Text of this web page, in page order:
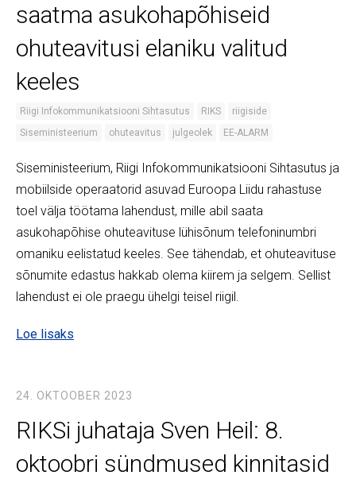
saatma asukohapõhiseid
ohuteavitusi elaniku valitud
keeles
Riigi Infokommunikatsiooni Sihtasutus RIKS
riigiside
Siseministeerium
ohuteavitus julgeolek EE-ALARM
Siseministeerium, Riigi Infokommunikatsiooni Sihtasutus ja
mobiilside operaatorid asuvad Euroopa Liidu rahastuse
toel välja töötama lahendust, mille abil saata
asukohapõhise ohuteavituse lühisõnum telefoninumbri
omaniku eelistatud keeles. See tähendab, et ohuteavituse
sõnumite edastus hakkab olema kiirem ja selgem. Sellist
lahendust ei ole praegu ühelgi teisel riigil.
Loe lisaks
24. OKTOOBER 2023
RIKSi juhataja Sven Heil: 8.
oktoobri sündmused kinnitasid